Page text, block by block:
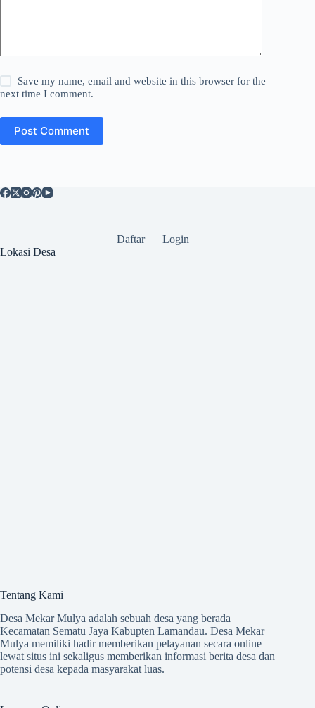
Save my name, email and website in this browser for the
next time I comment.
Post Comment
Daftar
Login
Lokasi Desa
Tentang Kami
Desa Mekar Mulya adalah sebuah desa yang berada
Kecamatan Sematu Jaya Kabupten Lamandau. Desa Mekar
Mulya memiliki hadir memberikan pelayanan secara online
lewat situs ini sekaligus memberikan informasi berita desa dan
potensi desa kepada masyarakat luas.